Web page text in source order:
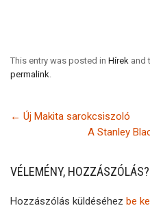
This entry was posted in Hírek and
permalink.
← Új Makita sarokcsiszoló
A Stanley
VÉLEMÉNY, HOZZÁSZÓLÁS?
Hozzászólás küldéséhez be